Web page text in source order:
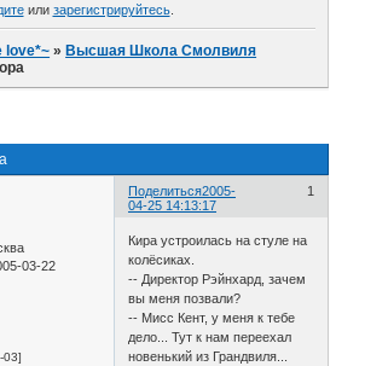
или зарегистрируйтесь.
love*~ »Высшая Школа Смолвиля
Поделиться 1
2005-
04-25 14:13:17
03-22
03]
Кира устроилась на стуле на
колёсиках.
-- Директор Рэйнхард, зачем
вы меня позвали?
-- Мисс Кент, у меня к тебе
дело... Тут к нам переехал
новенький из Грандвиля...